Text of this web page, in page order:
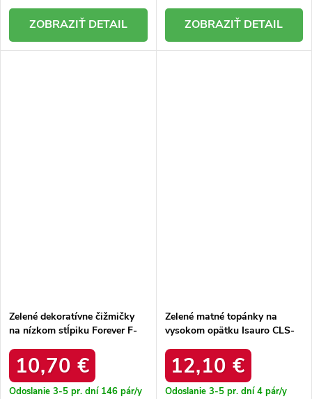
DETAIL DETAIL
Zelené dekoratívne čižmičky
na nízkom stĺpiku Forever F-
10,70 €
Odoslanie 3-5 pr. dní 146 pár/y
Zelené matné topánky na
vysokom opätku Isauro CLS-
12,10 €
Odoslanie 3-5 pr. dní4 pár/y